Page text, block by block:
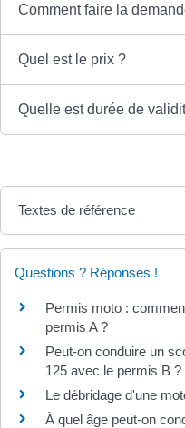
Comment faire la
Quel est le prix ?
Quelle est durée de
Textes de référence
Questions ? Réponses !
Permis moto :
permis A ?
Peut-on conduire un
125 avec le permis B ?
Le débridage d'une
À quel âge peut-on